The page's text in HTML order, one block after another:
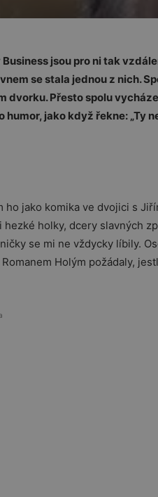
jsou pro ni tak
se stala jednou z nich.
dvorku. Přesto spolu
jako když řekne: „Ty
jako komika ve dvojici s
holky, dcery slavných
se mi ne vždycky líbily.
Holým požádaly,